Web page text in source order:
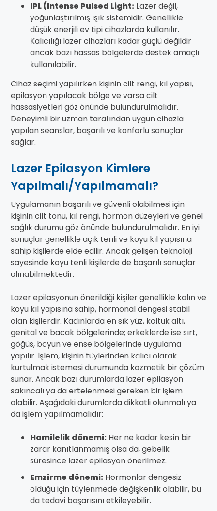
IPL (Intense Pulsed Light: Lazer değil,
yoğunlaştırılmış ışık sistemidir. Genellikle
düşük enerjili ev tipi cihazlarda kullanılır.
Kalıcılığı lazer cihazları kadar güçlü değildir
ancak bazı hassas bölgelerde destek amaçlı
kullanılabilir.
Cihaz seçimi yapılırken kişinin cilt rengi, kıl yapısı,
epilasyon yapılacak bölge ve varsa cilt
hassasiyetleri göz önünde bulundurulmalıdır.
Deneyimli bir uzman tarafından uygun cihazla
yapılan seanslar, başarılı ve konforlu sonuçlar
sağlar.
Lazer Epilasyon Kimlere
Yapılmalı/Yapılmamalı?
Uygulamanın başarılı ve güvenli olabilmesi için
kişinin cilt tonu, kıl rengi, hormon düzeyleri ve genel
sağlık durumu göz önünde bulundurulmalıdır. En iyi
sonuçlar genellikle açık tenli ve koyu kıl yapısına
sahip kişilerde elde edilir. Ancak gelişen teknoloji
sayesinde koyu tenli kişilerde de başarılı sonuçlar
alınabilmektedir.
Lazer epilasyonun önerildiği kişiler genellikle kalın ve
koyu kıl yapısına sahip, hormonal dengesi stabil
olan kişilerdir. Kadınlarda en sık yüz, koltuk altı,
genital ve bacak bölgelerinde; erkeklerde ise sırt,
göğüs, boyun ve ense bölgelerinde uygulama
yapılır. İşlem, kişinin tüylerinden kalıcı olarak
kurtulmak istemesi durumunda kozmetik bir çözüm
sunar. Ancak bazı durumlarda lazer epilasyon
sakıncalı ya da ertelenmesi gereken bir işlem
olabilir. Aşağıdaki durumlarda dikkatli olunmalı ya
da işlem yapılmamalıdır:
Hamilelik dönemi: Her ne kadar kesin bir
zarar kanıtlanmamış olsa da, gebelik
süresince lazer epilasyon önerilmez.
Emzirme dönemi: Hormonlar dengesiz
olduğu için tüylenmede değişkenlik olabilir, bu
da tedavi başarısını etkileyebilir.